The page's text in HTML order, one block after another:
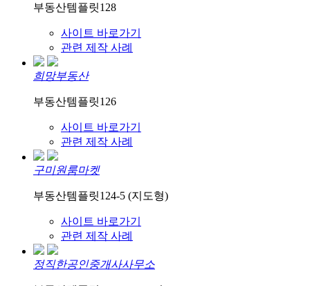
부동산템플릿128
사이트 바로가기
관련 제작 사례
희망부동산
부동산템플릿126
사이트 바로가기
관련 제작 사례
구미원룸마켓
부동산템플릿124-5 (지도형)
사이트 바로가기
관련 제작 사례
정직한공인중개사사무소